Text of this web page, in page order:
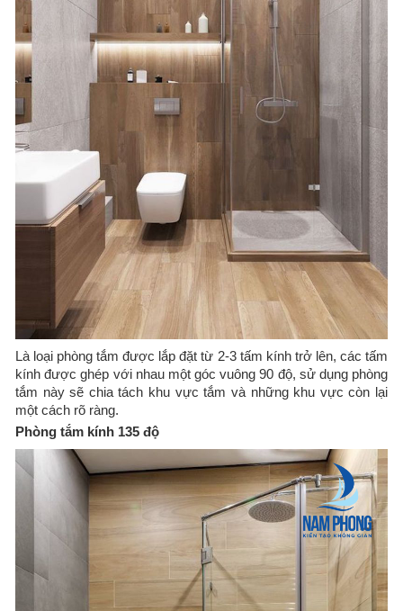
​Là loại phòng tắm được lắp đặt từ 2-3 tấm kính trở lên, các tấm
kính được ghép với nhau một góc vuông 90 độ, sử dụng phòng
tắm này sẽ chia tách khu vực tắm và những khu vực còn lại
một cách rõ ràng.​
Phòng tắm kính 135 độ